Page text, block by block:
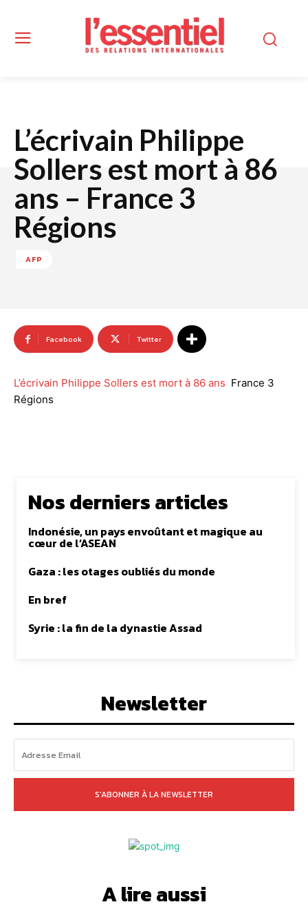
L’écrivain Philippe
Sollers est mort à 86
ans – France 3
Régions
AFP
Facebook Twitter
L’écrivain Philippe Sollers est mort à 86 ans France 3
Régions
Nos derniers articles
Indonésie, un pays envoûtant et magique au
cœur de l’ASEAN
Gaza : les otages oubliés du monde
En bref
Syrie : la fin de la dynastie Assad
Newsletter
S'ABONNER À LA NEWSLETTER
A lire aussi